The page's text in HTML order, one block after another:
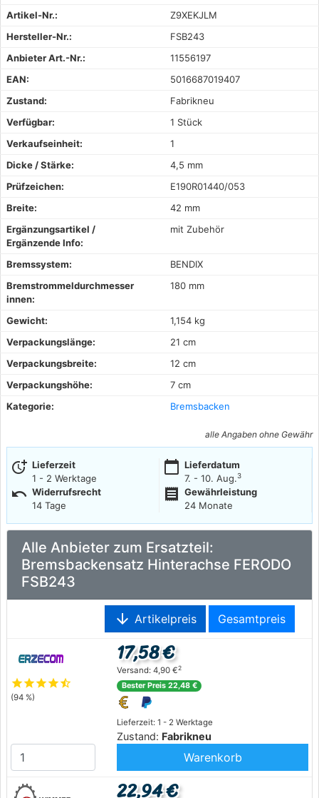
Artikel-Nr.:
Z9XEKJLM
Hersteller-Nr.:
FSB243
Anbieter Art.-Nr.:
11556197
EAN:
5016687019407
Zustand:
Fabrikneu
Verfügbar:
1 Stück
Verkaufseinheit:
1
Dicke / Stärke:
4,5 mm
Prüfzeichen:
E190R01440/053
Breite:
42 mm
Ergänzungsartikel /
Ergänzende Info:
mit Zubehör
Bremssystem:
BENDIX
Bremstrommeldurchmesser
innen:
180 mm
Gewicht:
1,154 kg
Verpackungslänge:
21 cm
Verpackungsbreite:
12 cm
Verpackungshöhe:
7 cm
Kategorie:
Bremsbacken
alle Angaben ohne Gewähr
more_time Lieferzeit
1 - 2 Werktage
calendar_today Lieferdatum
7. - 10. Aug.3
undo Widerrufsrecht
14 Tage
receipt
Gewährleistung
24 Monate
Alle Anbieter zum Ersatzteil:
Bremsbackensatz Hinterachse FERODO
FSB243
arrow_downward Artikelpreis Gesamtpreis
starstarstarstarstar_half
(94 %)
Lieferzeit: 1 - 2 Werktage
Zustand: Fabrikneu
17,58 €
Versand: 4,90 €2
Bester Preis 22,48 €
Warenkorb
22,94 €